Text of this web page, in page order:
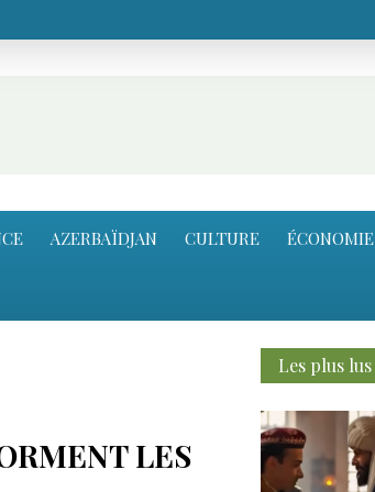
AZERBAÏDJAN CULTURE ÉCONOMIE
LES
Les plus lus